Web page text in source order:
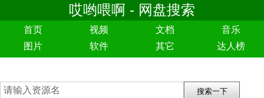
哎哟喂啊 - 网盘搜索
首页 视频 文档
音乐
图片
软件 其它 达人榜